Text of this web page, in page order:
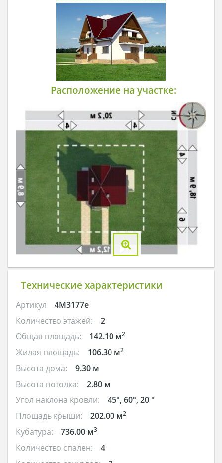
Расположение на участке:
Технические характеристики
Артикул
4M3177e
Количество этажей:
2
Общая площадь:
142.10 м2
Жилая площадь: 106.30 м2
Высота дома:
9.30 м
Высота потолка:
2.80 м
Угол наклона кровли:
45°, 60°, 20 °
Площадь крыши:
202.00 м2
Кубатура: 736.00 м3
Количество спален:
4